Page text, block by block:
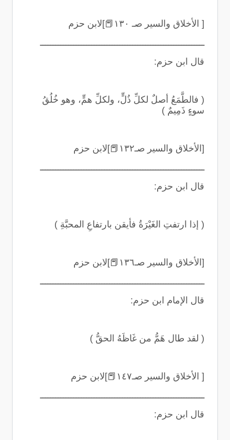
[ الأخلاق والسير صـ ١٣٠ 📕]لابن حزم
ــــــــــــــــــــــــــــــــــــــــــــــــــــــــــــــــ
قال ابن حزم:
( فالطَّمَعُ أصلٌ لكلِّ ذُلٍّ، ولكلِّ همٍّ، وهو خُلُقُ
سوءٍ ذَمِيمٌ )
[الأخلاق والسير صـ١٣٢ 📕]لابن حزم
ــــــــــــــــــــــــــــــــــــــــــــــــــــــــــــــــ
قال ابن حزم:
( إذا ارتفتِ الغَيْرَةُ فأيقن بارتفاعِ المحبَّةِ )
[الأخلاق والسير صـ١٣٦ 📕]لابن حزم
ــــــــــــــــــــــــــــــــــــــــــــــــــــــــــــــــ
قال الإمام ابن حزم:
( لقد طال هَمُّ من غَاظَهُ الحقُّ )
[ الأخلاق والسير صـ١٤٧ 📕]لابن حزم
ــــــــــــــــــــــــــــــــــــــــــــــــــــــــــــــــ
قال ابن حزم: